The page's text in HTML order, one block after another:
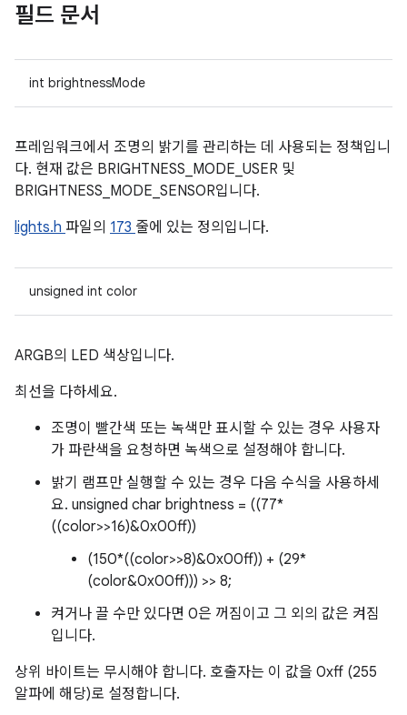
필드 문서
int brightnessMode
프레임워크에서 조명의 밝기를 관리하는 데 사용되는 정책입니
다. 현재 값은 BRIGHTNESS_MODE_USER 및
BRIGHTNESS_MODE_SENSOR입니다.
lights.h 파일의 173 줄에 있는 정의입니다.
unsigned int color
ARGB의 LED 색상입니다.
최선을 다하세요.
조명이 빨간색 또는 녹색만 표시할 수 있는 경우 사용자
가 파란색을 요청하면 녹색으로 설정해야 합니다.
밝기 램프만 실행할 수 있는 경우 다음 수식을 사용하세
요. unsigned char brightness = ((77*
((color>>16)&0x00ff))
(150*((color>>8)&0x00ff)) + (29*
(color&0x00ff))) >> 8;
켜거나 끌 수만 있다면 0은 꺼짐이고 그 외의 값은 켜짐
입니다.
상위 바이트는 무시해야 합니다. 호출자는 이 값을 0xff (255
알파에 해당)로 설정합니다.